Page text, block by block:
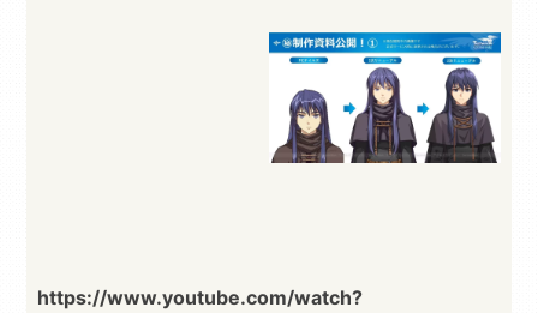
https://www.youtube.com/watch?